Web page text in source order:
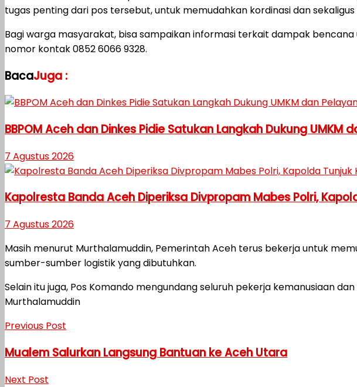
tugas penting dari pos tersebut, untuk memudahkan kordinasi dan
Bagi warga masyarakat, bisa sampaikan informasi terkait dampak
nomor kontak 0852 6066 9328.
BacaJuga :
BBPOM Aceh dan Dinkes Pidie Satukan Langkah Dukung
7 Agustus 2026
Kapolresta Banda Aceh Diperiksa Divpropam Mabes Polri,
7 Agustus 2026
Masih menurut Murthalamuddin, Pemerintah Aceh terus bekerja untuk
sumber-sumber logistik yang dibutuhkan.
Selain itu juga, Pos Komando mengundang seluruh pekerja kemanusiaan
Murthalamuddin
Previous Post
Mualem Salurkan Langsung Bantuan ke Aceh Utara
Next Post